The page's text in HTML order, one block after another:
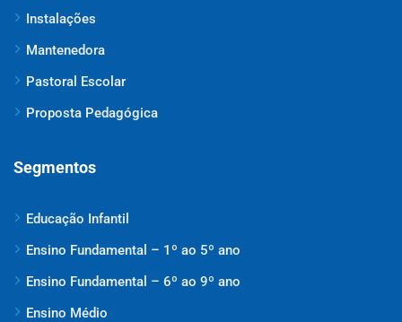
Instalações
Mantenedora
Pastoral Escolar
Proposta Pedagógica
Segmentos
Educação Infantil
Ensino Fundamental – 1º ao 5º ano
Ensino Fundamental – 6º ao 9º ano
Ensino Médio